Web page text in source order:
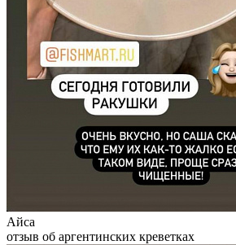
Айса
отзыв об аргентинских креветках